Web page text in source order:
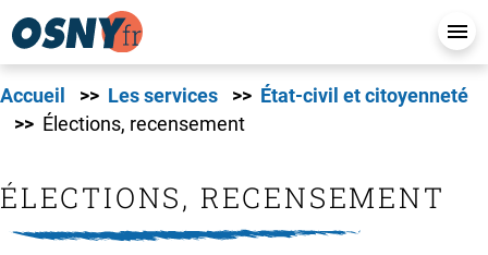
Accueil Les services
État-civil et citoyenneté
Élections, recensement
ÉLECTIONS, RECENSEMENT